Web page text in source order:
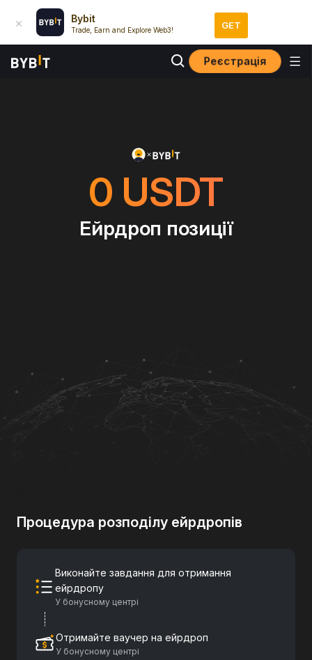
Bybit
Trade, Earn and Explore Web3! GET
Реєстрація
0 USDT
Ейрдроп позиції
Процедура розподілу ейрдропів
Виконайте завдання для отримання
ейрдропу
У бонусному центрі
Отримайте ваучер на ейрдроп
У бонусному центрі